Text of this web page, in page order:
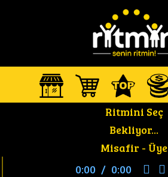
Ritmini Seç
Bekliyor...
Misafir - Üye
0:00 / 0:00